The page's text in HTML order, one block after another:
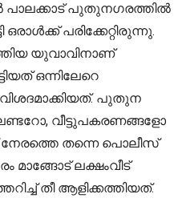
പാലക്കാട് പുതുനഗരത്തിൽ
ഒരാൾക്ക് പരിക്കേറ്റിരുന്നു.
യുവാവിനാണ്
ഒന്നിലേറെ
വിശദമാക്കിയത്. പുതുന​
വീട്ടുപകരണങ്ങളോ
നേരത്തെ തന്നെ പൊലീസ്
മാങ്ങോട് ലക്ഷംവീട്
തീ ആളിക്കത്തിയത്.